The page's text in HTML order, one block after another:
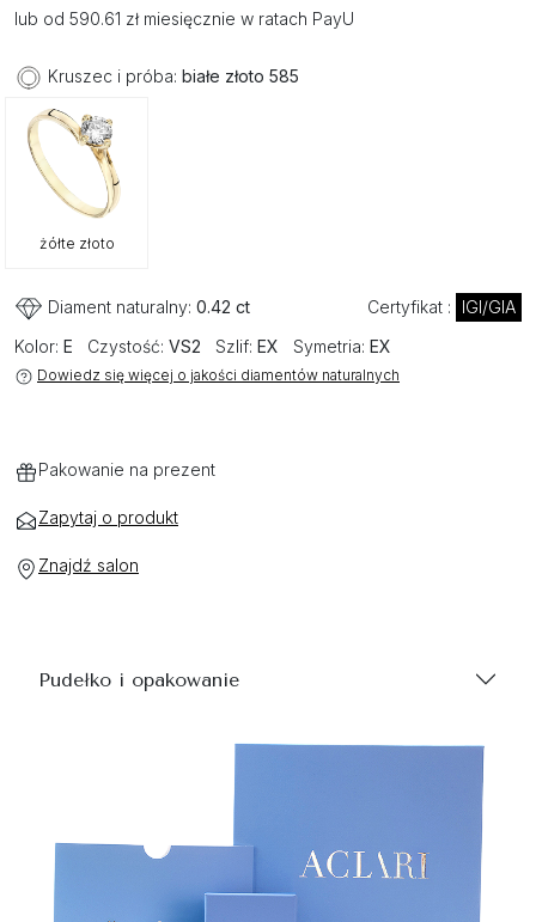
lub od 590.61 zł miesięcznie w ratach PayU
Kruszec i próba: białe złoto 585
żółte złoto
Diament naturalny: 0.42 ct Certyfikat :
IGI/GIA
Kolor: E Czystość: VS2 Szlif: EX Symetria: EX
Dowiedz się więcej o jakości diamentów naturalnych
Pakowanie na prezent
Zapytaj o produkt
Znajdź salon
Pudełko i opakowanie